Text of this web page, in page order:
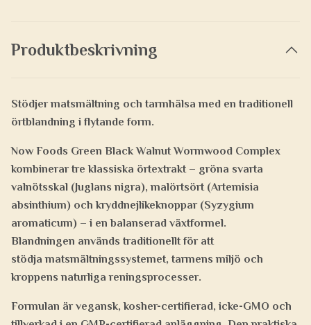
Produktbeskrivning
Stödjer matsmältning och tarmhälsa med en traditionell
örtblandning i flytande form.
Now Foods Green Black Walnut Wormwood Complex
kombinerar tre klassiska örtextrakt – gröna svarta
valnötsskal (Juglans nigra), malörtsört (Artemisia
absinthium) och kryddnejlikeknoppar (Syzygium
aromaticum) – i en balanserad växtformel.
Blandningen används traditionellt för att
stödja matsmältningssystemet, tarmens miljö och
kroppens naturliga reningsprocesser.
Formulan ärvegansk, kosher-certifierad, icke-GMO och